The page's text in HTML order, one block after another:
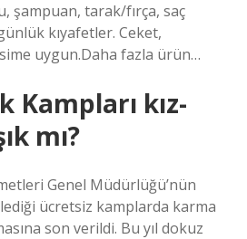
şampuan, tarak/fırça, saç
kıyafetler. Ceket,
uygun.Daha fazla ürün…
Kampları kız-
mı?
Genel Müdürlüğü’nün
ücretsiz kamplarda karma
son verildi. Bu yıl dokuz